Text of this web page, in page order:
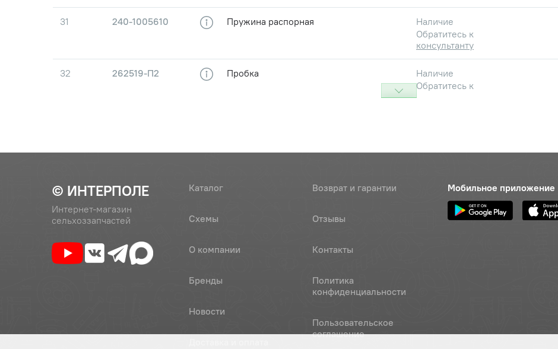
31 240-1005610 Пружина распорная
Наличие
Обратитесь к
консультанту
32 262519-П2 Пробка
Наличие
Обратитесь к
консультанту
© ИНТЕРПОЛЕ
Интернет-магазин
сельхоззапчастей
Каталог
Схемы
О компании
Бренды
Новости
Возврат и гарантии
Отзывы
Контакты
Политика
конфиденциальности
Пользовательское
соглашение
Мобильное приложение